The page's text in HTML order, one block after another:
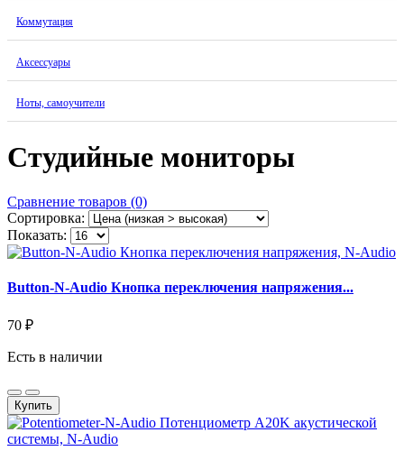
Коммутация
Аксессуары
Ноты, самоучители
Студийные мониторы
Сравнение товаров (0)
Сортировка:
Показать:
Button-N-Audio Кнопка переключения напряжения...
70 ₽
Есть в наличии
Купить